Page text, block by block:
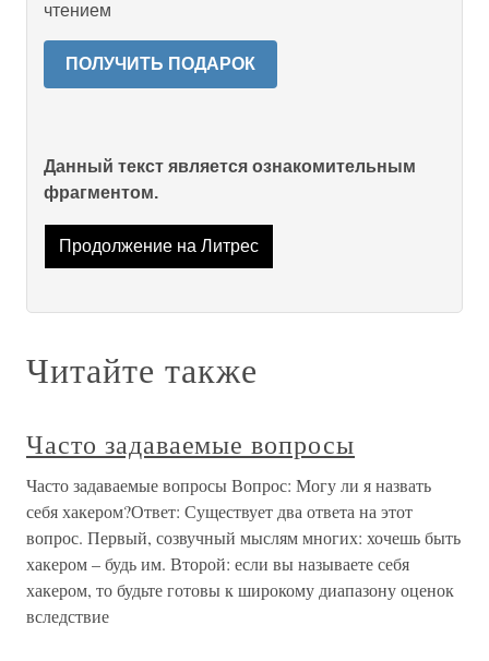
чтением
ПОЛУЧИТЬ ПОДАРОК
Данный текст является ознакомительным
фрагментом.
Продолжение на Литрес
Читайте также
Часто задаваемые вопросы
Часто задаваемые вопросы Вопрос: Могу ли я назвать
себя хакером?Ответ: Существует два ответа на этот
вопрос. Первый, созвучный мыслям многих: хочешь быть
хакером – будь им. Второй: если вы называете себя
хакером, то будьте готовы к широкому диапазону оценок
вследствие